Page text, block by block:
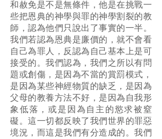
和赦免是不是無條件，他是在挑戰一
些把恩典的神學與罪的神學割裂的教
師，認為他們只說出了事實的一半。
我們若認為恩典是廉價的，就不會看
自己為罪人，反認為自己基本上是可
接受的。我們認為，我們之所以有問
題或創傷，是因為不當的賞罰模式，
是因為某些神經物質的缺乏，是因為
父母的教養方法不好，是因為自我形
象低落，或是因為自主的慾求被窒
礙。這一切都反映了我們世界的罪惡
境況，而這是我們有分造成的。我們